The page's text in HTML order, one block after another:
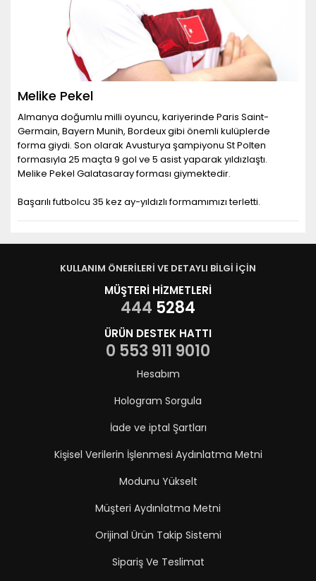
Melike Pekel
Almanya doğumlu milli oyuncu, kariyerinde Paris Saint-
Germain, Bayern Munih, Bordeux gibi önemli kulüplerde
forma giydi. Son olarak Avusturya şampiyonu St Polten
formasıyla 25 maçta 9 gol ve 5 asist yaparak yıldızlaştı.
Melike Pekel Galatasaray forması giymektedir.
Başarılı futbolcu 35 kez ay-yıldızlı formamımızı terletti.
KULLANIM ÖNERİLERİ VE DETAYLI BİLGİ İÇİN
MÜŞTERİ HİZMETLERİ
444 5284
ÜRÜN DESTEK HATTI
0 553 911 9010
Hesabım
Hologram Sorgula
İade ve iptal Şartları
Kişisel Verilerin İşlenmesi Aydınlatma Metni
Modunu Yükselt
Müşteri Aydınlatma Metni
Orijinal Ürün Takip Sistemi
Sipariş Ve Teslimat